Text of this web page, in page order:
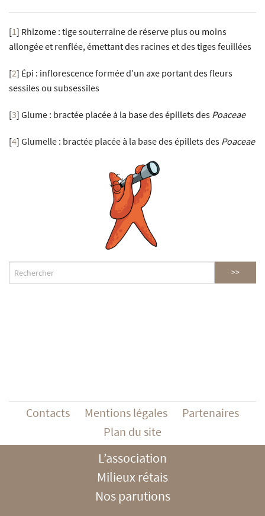
[1] Rhizome : tige souterraine de réserve plus ou moins
allongée et renflée, émettant des racines et des tiges feuillées
[2] Épi : inflorescence formée d’un axe portant des fleurs
sessiles ou subsessiles
[3] Glume : bractée placée à la base des épillets des Poaceae
[4] Glumelle : bractée placée à la base des épillets des Poaceae
Contacts Mentions légales
Partenaires
Plan du site
L’association
Milieux rétais
Nos parutions